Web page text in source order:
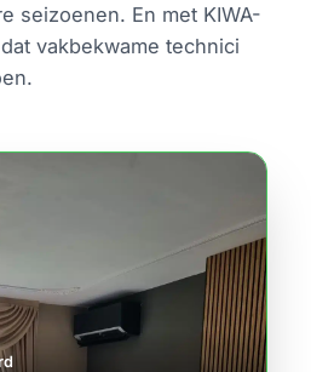
seizoenen. En met KIWA-
vakbekwame technici